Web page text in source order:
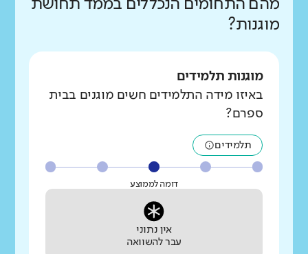
מהם התחומים הנכללים בממד תחושת
מוגנות?
מוגנות תלמידים
באיזו מידה התלמידים חשים מוגנים בבית
ספרם?
תלמידים
דומה לממוצע
אין נתוני
עבר להשוואה